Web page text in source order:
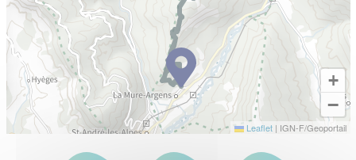
+
−
Leaflet | IGN-F/Geoportail